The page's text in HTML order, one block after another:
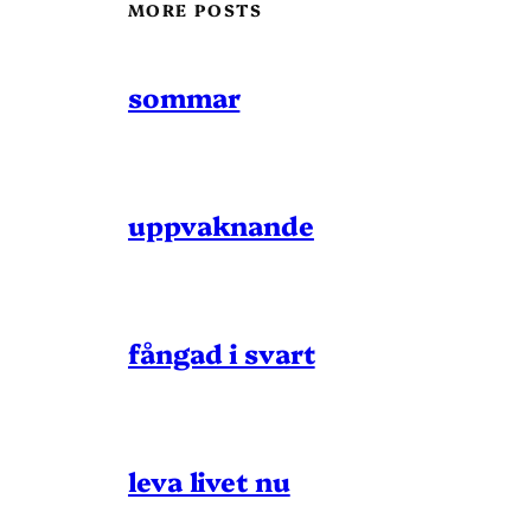
MORE POSTS
sommar
uppvaknande
fångad i svart
leva livet nu